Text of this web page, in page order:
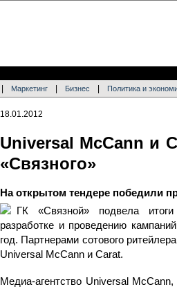
Маркетинг Бизнес Политика и
18.01.2012
Universal McСann и
«Связного»
На открытом тендере победили
ГК «Связной» подвела
разработке и проведению
год. Партнерами сотового
Universal McCann и Carat.
Медиа-агентство Universal